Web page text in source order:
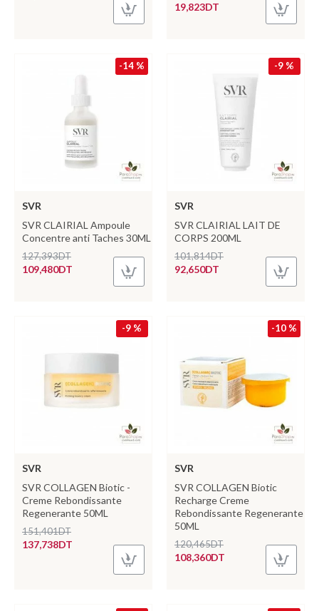
19,823DT
-14 %
SVR
SVR CLAIRIAL Ampoule
Concentre anti Taches 30ML
109,480DT
127,393DT
-9 %
SVR
SVR CLAIRIAL LAIT DE
CORPS 200ML
92,650DT
101,814DT
-9 %
SVR
SVR COLLAGEN Biotic -
Creme Rebondissante
Regenerante 50ML
137,738DT
151,401DT
-10 %
SVR
SVR COLLAGEN Biotic
Recharge Creme
Rebondissante Regenerante
50ML
108,360DT
120,465DT